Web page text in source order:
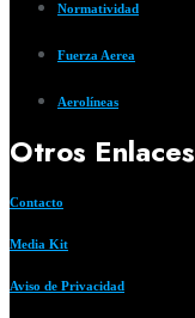
Normatividad
Fuerza Aerea
Aerolíneas
Otros Enlaces
Contacto
Media Kit
Aviso de Privacidad